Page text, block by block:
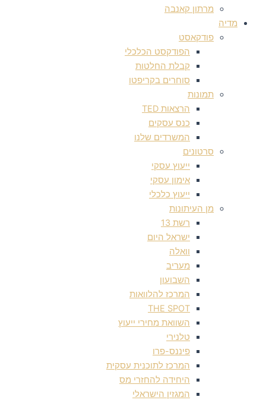
מרתון קאנבה
מדיה
פודקאסט
הפודקסט הכלכלי
קבלת החלטות
סוחרים בקריפטו
תמונות
הרצאות TED
כנס עסקים
המשרדים שלנו
סרטונים
ייעוץ עסקי
אימון עסקי
ייעוץ כלכלי
מן העיתונות
רשת 13
ישראל היום
וואלה
מעריב
השבועון
המרכז להלוואות
THE SPOT
השוואת מחירי ייעוץ
טלנירי
פיננס-פרו
המרכז לתוכנית עסקית
היחידה להחזרי מס
המגזין הישראלי